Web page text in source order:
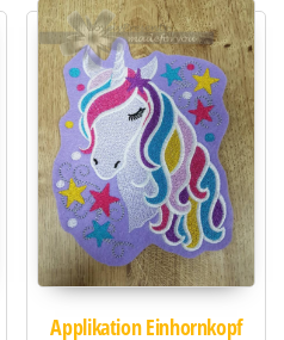
Applikation Einhornkopf